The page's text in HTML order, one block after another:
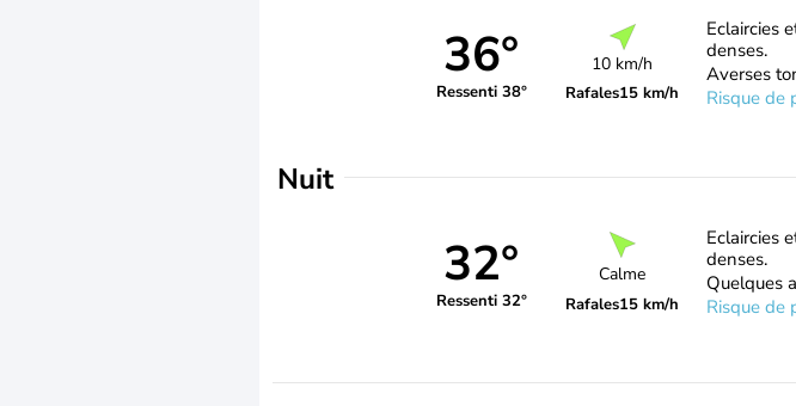
36°
Ressenti 38°
10 km/h
Rafales15 km/h
Eclaircies
denses.
Averses
Risque de
Nuit
32°
Ressenti 32°
Calme
Rafales15 km/h
Eclaircies
denses.
Quelques
Risque de